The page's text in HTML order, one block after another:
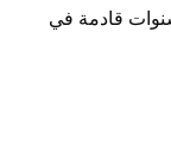
قادمة في